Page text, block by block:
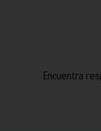
Encuentra